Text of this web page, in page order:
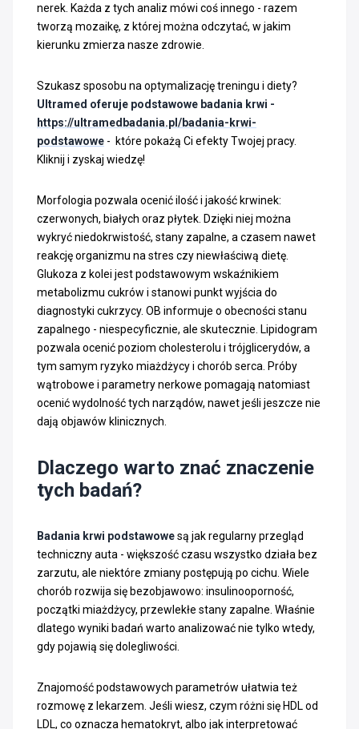
nerek. Każda z tych analiz mówi coś innego - razem
tworzą mozaikę, z której można odczytać, w jakim
kierunku zmierza nasze zdrowie.
Szukasz sposobu na optymalizację treningu i diety?
Ultramed oferuje podstawowe badania krwi -
https://ultramedbadania.pl/badania-krwi-
podstawowe - które pokażą Ci efekty Twojej pracy.
Kliknij i zyskaj wiedzę!
Morfologia pozwala ocenić ilość i jakość krwinek:
czerwonych, białych oraz płytek. Dzięki niej można
wykryć niedokrwistość, stany zapalne, a czasem nawet
reakcję organizmu na stres czy niewłaściwą dietę.
Glukoza z kolei jest podstawowym wskaźnikiem
metabolizmu cukrów i stanowi punkt wyjścia do
diagnostyki cukrzycy. OB informuje o obecności stanu
zapalnego - niespecyficznie, ale skutecznie. Lipidogram
pozwala ocenić poziom cholesterolu i trójglicerydów, a
tym samym ryzyko miażdżycy i chorób serca. Próby
wątrobowe i parametry nerkowe pomagają natomiast
ocenić wydolność tych narządów, nawet jeśli jeszcze nie
dają objawów klinicznych.
Dlaczego warto znać znaczenie
tych badań?
Badania krwi podstawowesą jak regularny przegląd
techniczny auta - większość czasu wszystko działa bez
zarzutu, ale niektóre zmiany postępują po cichu. Wiele
chorób rozwija się bezobjawowo: insulinooporność,
początki miażdżycy, przewlekłe stany zapalne. Właśnie
dlatego wyniki badań warto analizować nie tylko wtedy,
gdy pojawią się dolegliwości.
Znajomość podstawowych parametrów ułatwia też
rozmowę z lekarzem. Jeśli wiesz, czym różni się HDL od
LDL, co oznacza hematokryt, albo jak interpretować